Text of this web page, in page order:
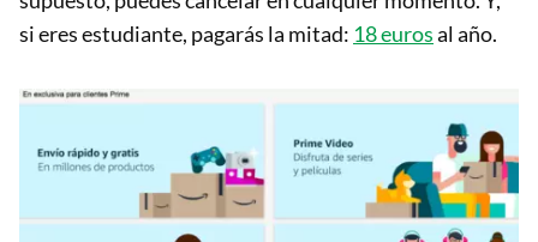
si eres estudiante, pagarás la mitad: 18 eurosal año.